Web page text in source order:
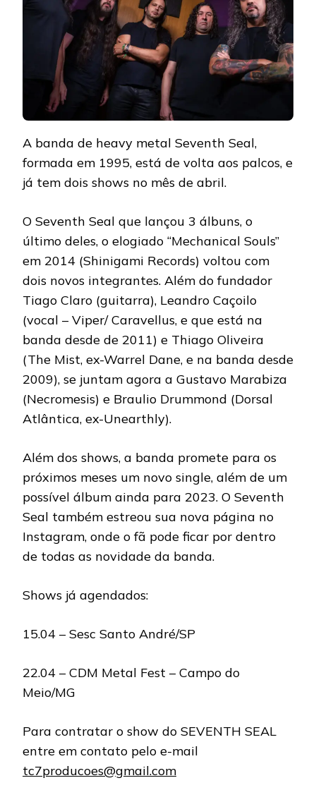
A banda de heavy metal Seventh Seal,
formada em 1995, está de volta aos palcos, e
já tem dois shows no mês de abril.
O Seventh Seal que lançou 3 álbuns, o
último deles, o elogiado “Mechanical Souls”
em 2014 (Shinigami Records) voltou com
dois novos integrantes. Além do fundador
Tiago Claro (guitarra), Leandro Caçoilo
(vocal – Viper/ Caravellus, e que está na
banda desde de 2011) e Thiago Oliveira
(The Mist, ex-Warrel Dane, e na banda desde
2009), se juntam agora a Gustavo Marabiza
(Necromesis) e Braulio Drummond (Dorsal
Atlântica, ex-Unearthly).
Além dos shows, a banda promete para os
próximos meses um novo single, além de um
possível álbum ainda para 2023. O Seventh
Seal também estreou sua nova página no
Instagram, onde o fã pode ficar por dentro
de todas as novidade da banda.
Shows já agendados:
15.04 – Sesc Santo André/SP
22.04 – CDM Metal Fest – Campo do
Meio/MG
Para contratar o show do SEVENTH SEAL
entre em contato pelo e-mail
tc7producoes@gmail.com